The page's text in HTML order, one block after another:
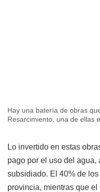
Hay una batería de obras
Resarcimiento, una de ellas
Lo invertido en estas
pago por el uso del
subsidiado. El 40% de
provincia, mientras que